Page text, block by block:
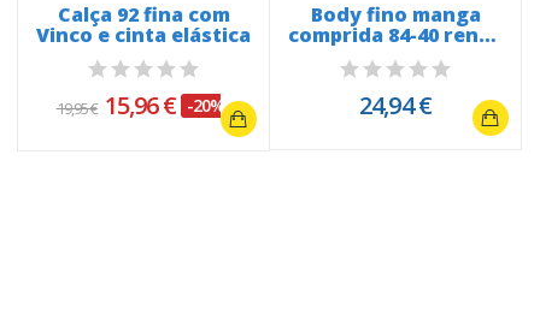
Calça 92 fina com
Vinco e cinta elástica
19,95 € 15,96 € -20%
Body fino manga
comprida 84-40 renda
em bico...
24,94 €